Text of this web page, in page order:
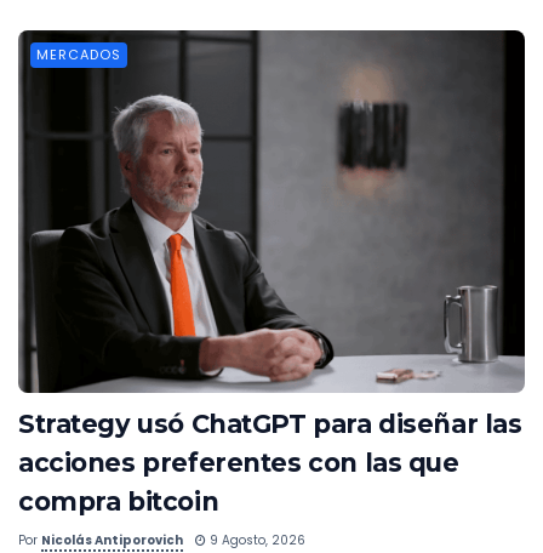
MERCADOS
Strategy usó ChatGPT para diseñar las
acciones preferentes con las que
compra bitcoin
Por Nicolás Antiporovich 9 Agosto, 2026